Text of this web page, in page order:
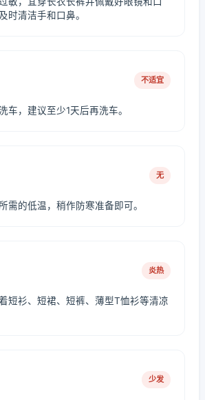
时清洁手和口鼻。
不适宜
车，建议至少1天后再洗车。
无
需的低温，稍作防寒准备即可。
炎热
短衫、短裙、短裤、薄型T恤衫等清凉
少发